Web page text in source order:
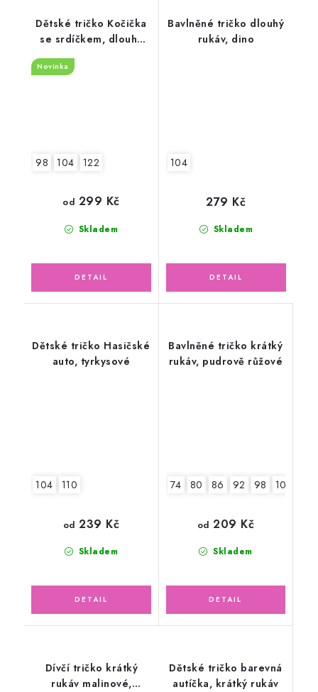
Dětské tričko Kočička
se srdíčkem, dlouhý
Novinka
98 104 122
Skladem
od 299 Kč
Bavlněné tričko dlouhý
rukáv, dino
104
Skladem
279 Kč
Dětské tričko Hasičské
auto, tyrkysové
104 110
Skladem
od 239 Kč
Bavlněné tričko krátký
rukáv, pudrově růžové
74 80 86 92 98 104
Skladem
od 209 Kč
Dívčí tričko krátký
rukáv malinové,
Dětské tričko barevná
autíčka, krátký rukáv